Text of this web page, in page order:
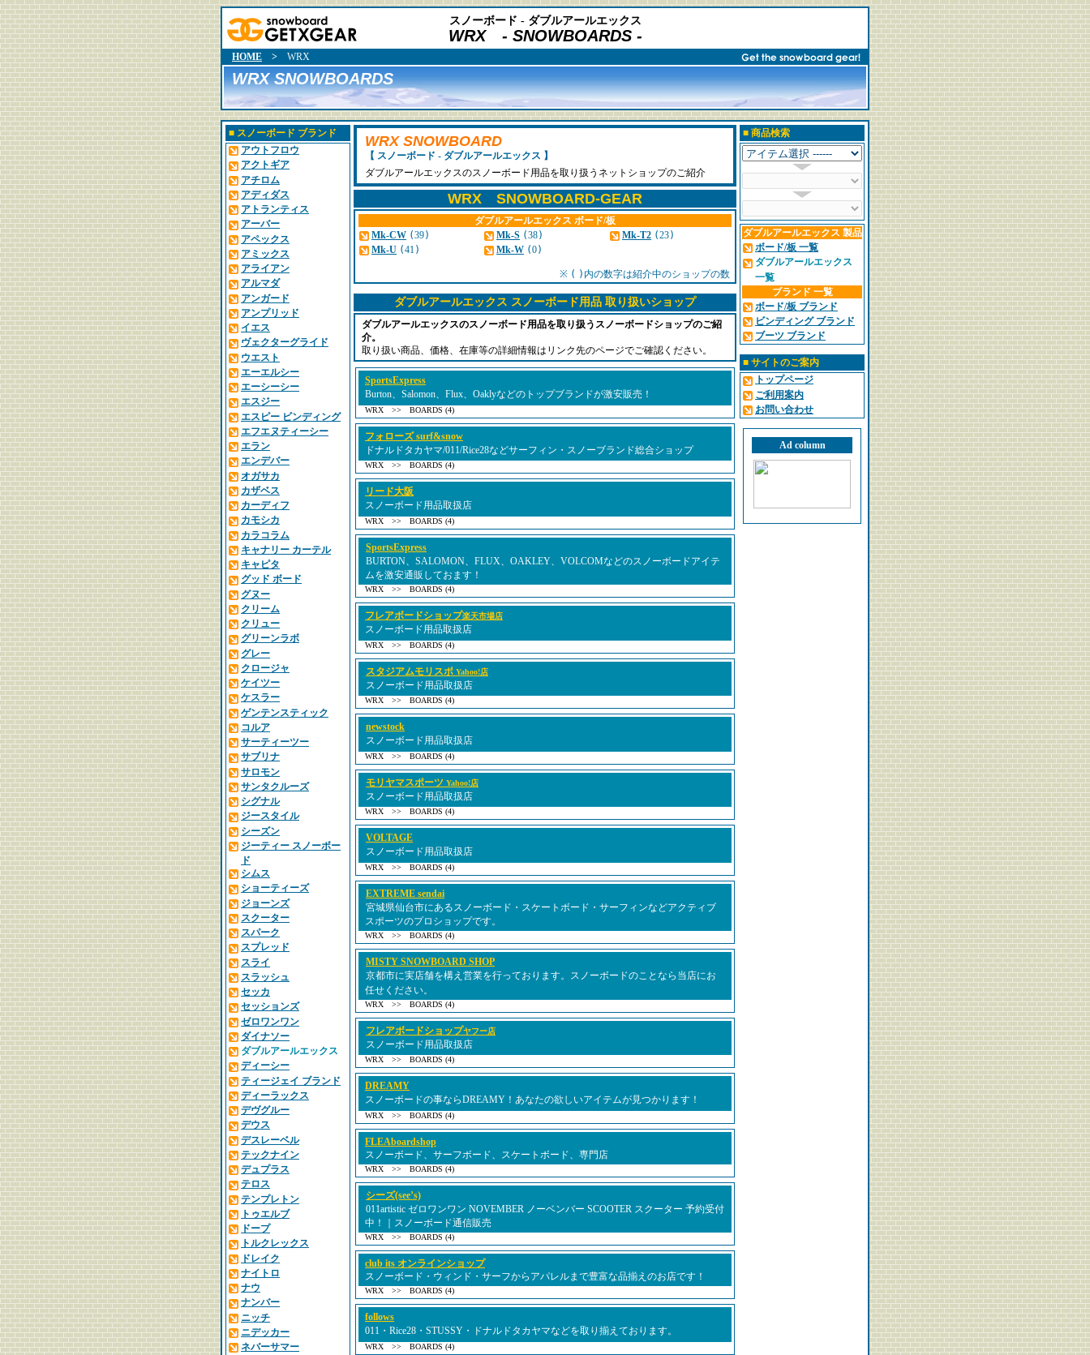
スノーボード - ダブルアールエックス
WRX - SNOWBOARDS -
HOME > WRX
WRX SNOWBOARDS
■ スノーボード ブランド
アウトフロウ
アクトギア
アチロム
アディダス
アトランティス
アーバー
アペックス
アミックス
アライアン
アルマダ
アンガード
アンプリッド
イエス
ヴェクターグライド
ウエスト
エーエルシー
エーシーシー
エスジー
エスピー ビンディング
エフエヌティーシー
エラン
エンデバー
オガサカ
カザベス
カーディフ
カモシカ
カラコラム
キャナリー カーテル
キャピタ
グッド ボード
グヌー
クリーム
クリュー
グリーンラボ
グレー
クロージャ
ケイツー
ケスラー
ゲンテンスティック
コルア
サーティーツー
サブリナ
サロモン
サンタクルーズ
シグナル
ジースタイル
シーズン
ジーティー スノーボー
ド
シムス
ショーティーズ
ジョーンズ
スクーター
スパーク
スプレッド
スライ
スラッシュ
セッカ
セッションズ
ゼロワンワン
ダイナソー
ダブルアールエックス
ディーシー
ティージェイ ブランド
ディーラックス
デヴグルー
デウス
デスレーベル
テックナイン
デュプラス
テロス
テンプレトン
トゥエルブ
ドープ
トルクレックス
ドレイク
ナイトロ
ナウ
ナンバー
ニッチ
ニデッカー
ネバーサマー
WRX SNOWBOARD
【 スノーボード - ダブルアールエックス 】
ダブルアールエックスのスノーボード用品を取り扱うネットショップのご紹介
WRX SNOWBOARD-GEAR
ダブルアールエックス ボード/板
Mk-CW (39) Mk-S (38) Mk-T2 (23)
Mk-U (41) Mk-W (0)
※ ( ) 内の数字は紹介中のショップの数
ダブルアールエックス スノーボード用品 取り扱いショップ
ダブルアールエックスのスノーボード用品を取り扱うスノーボードショップのご紹
介。
取り扱い商品、価格、在庫等の詳細情報はリンク先のページでご確認ください。
SportsExpress
Burton、Salomon、Flux、Oaklyなどのトップブランドが激安販売！
WRX >> BOARDS (4)
フォローズ surf&snow
ドナルドタカヤマ/011/Rice28などサーフィン・スノーブランド総合ショップ
WRX >> BOARDS (4)
リード大阪
スノーボード用品取扱店
WRX >> BOARDS (4)
SportsExpress
BURTON、SALOMON、FLUX、OAKLEY、VOLCOMなどのスノーボードアイテ
ムを激安通販しておます！
WRX >> BOARDS (4)
フレアボードショップ楽天市場店
スノーボード用品取扱店
WRX >> BOARDS (4)
スタジアムモリスポ Yahoo!店
スノーボード用品取扱店
WRX >> BOARDS (4)
newstock
スノーボード用品取扱店
WRX >> BOARDS (4)
モリヤマスポーツ Yahoo!店
スノーボード用品取扱店
WRX >> BOARDS (4)
VOLTAGE
スノーボード用品取扱店
WRX >> BOARDS (4)
EXTREME sendai
宮城県仙台市にあるスノーボード・スケートボード・サーフィンなどアクティブ
スポーツのプロショップです。
WRX >> BOARDS (4)
MISTY SNOWBOARD SHOP
京都市に実店舗を構え営業を行っております。スノーボードのことなら当店にお
任せください。
WRX >> BOARDS (4)
フレアボードショップヤフー店
スノーボード用品取扱店
WRX >> BOARDS (4)
DREAMY
スノーボードの事ならDREAMY！あなたの欲しいアイテムが見つかります！
WRX >> BOARDS (4)
FLEAboardshop
スノーボード、サーフボード、スケートボード、専門店
WRX >> BOARDS (4)
シーズ(see’s)
011artistic ゼロワンワン NOVEMBER ノーベンバー SCOOTER スクーター 予約受付
中！｜スノーボード通信販売
WRX >> BOARDS (4)
club its オンラインショップ
スノーボード・ウィンド・サーフからアパレルまで豊富な品揃えのお店です！
WRX >> BOARDS (4)
follows
011・Rice28・STUSSY・ドナルドタカヤマなどを取り揃えております。
WRX >> BOARDS (4)
■ 商品検索
ダブルアールエックス 製品
ボード/板 一覧
ダブルアールエックス
一覧
ブランド 一覧
ボード/板 ブランド
ビンディング ブランド
ブーツ ブランド
■ サイトのご案内
トップページ
ご利用案内
お問い合わせ
Ad column